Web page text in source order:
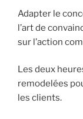
Adapter le
l’art de
sur l’action
Les deux
remodelées
les clients.